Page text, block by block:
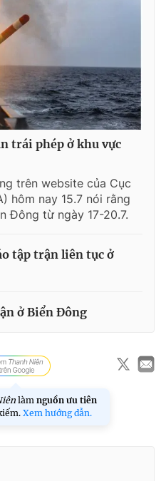
trái phép ở khu vực
trên website của Cục
hôm nay 15.7 nói rằng
Đông từ ngày 17-20.7.
tập trận liên tục ở
ở Biển Đông
làm nguồn ưu tiên
Xem hướng dẫn.